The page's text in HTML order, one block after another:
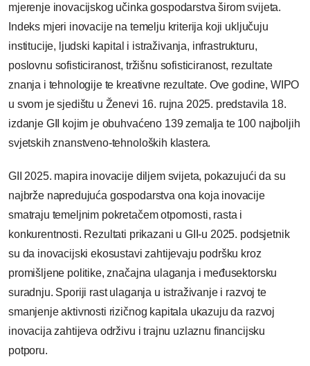
mjerenje inovacijskog učinka gospodarstva širom svijeta.
Indeks mjeri inovacije na temelju kriterija koji uključuju
institucije, ljudski kapital i istraživanja, infrastrukturu,
poslovnu sofisticiranost, tržišnu sofisticiranost, rezultate
znanja i tehnologije te kreativne rezultate. Ove godine, WIPO
u svom je sjedištu u Ženevi 16. rujna 2025. predstavila 18.
izdanje GII kojim je obuhvaćeno 139 zemalja te 100 najboljih
svjetskih znanstveno-tehnoloških klastera.
GII 2025. mapira inovacije diljem svijeta, pokazujući da su
najbrže napredujuća gospodarstva ona koja inovacije
smatraju temeljnim pokretačem otpornosti, rasta i
konkurentnosti. Rezultati prikazani u GII-u 2025. podsjetnik
su da inovacijski ekosustavi zahtijevaju podršku kroz
promišljene politike, značajna ulaganja i međusektorsku
suradnju. Sporiji rast ulaganja u istraživanje i razvoj te
smanjenje aktivnosti rizičnog kapitala ukazuju da razvoj
inovacija zahtijeva održivu i trajnu uzlaznu financijsku
potporu.